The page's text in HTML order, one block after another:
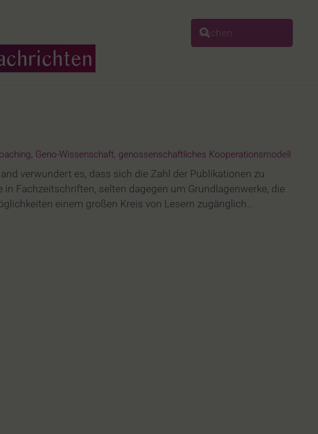
, Geno-Wissenschaft, genossenschaftliches Kooperationsmodell
verwundert es, dass sich die Zahl der Publikationen zu
Fachzeitschriften, selten dagegen um Grundlagen­werke, die
einem großen Kreis von Lesern zugänglich…